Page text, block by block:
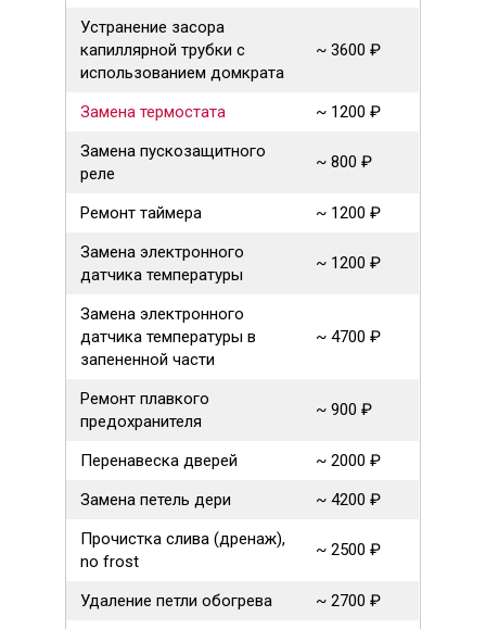
Устранение засора
капиллярной трубки с
использованием домкрата
~ 3600 ₽
Замена термостата
~ 1200 ₽
Замена пускозащитного
реле
~ 800 ₽
Ремонт таймера
~ 1200 ₽
Замена электронного
датчика температуры
~ 1200 ₽
Замена электронного
датчика температуры в
запененной части
~ 4700 ₽
Ремонт плавкого
предохранителя
~ 900 ₽
Перенавеска дверей
~ 2000 ₽
Замена петель дери
~ 4200 ₽
Прочистка слива (дренаж),
no frost
~ 2500 ₽
Удаление петли обогрева
~ 2700 ₽